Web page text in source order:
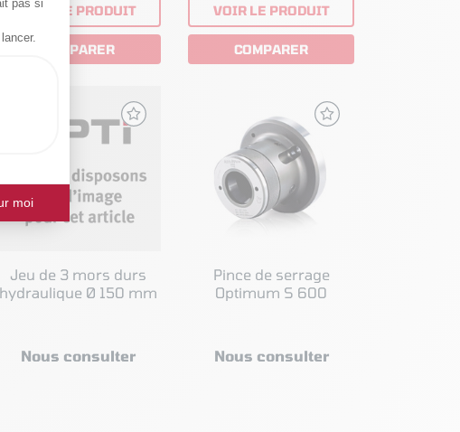
VOIR LE PRODUIT
COMPARER
VOIR LE PRODUIT
COMPARER
Jeu de 3 mors durs
hydraulique Ø 150 mm
Nous consulter
Pince de serrage
Optimum S 600
Nous consulter